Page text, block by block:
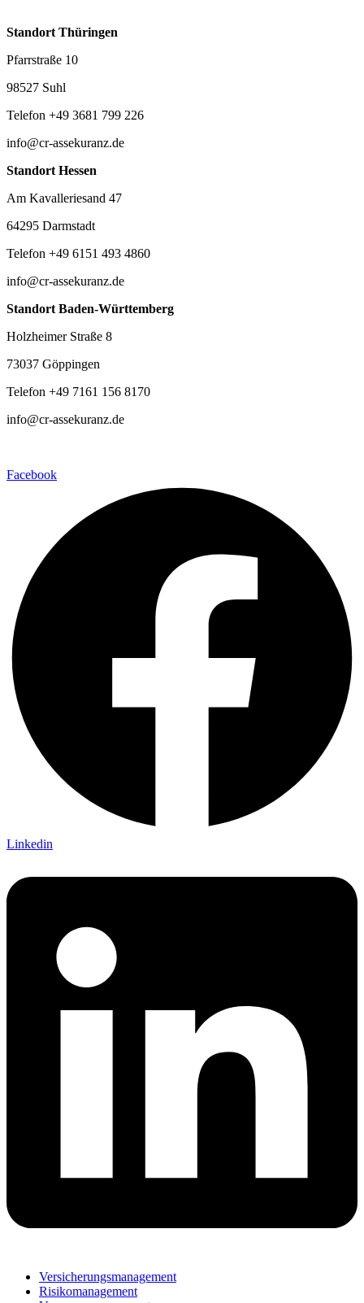
Standort Thüringen
Pfarrstraße 10
98527 Suhl
Telefon +49 3681 799 226
info@cr-assekuranz.de
Standort Hessen
Am Kavalleriesand 47
64295 Darmstadt
Telefon +49 6151 493 4860
info@cr-assekuranz.de
Standort Baden-Württemberg
Holzheimer Straße 8
73037 Göppingen
Telefon +49 7161 156 8170
info@cr-assekuranz.de
Facebook
Linkedin
Versicherungsmanagement
Risikomanagement